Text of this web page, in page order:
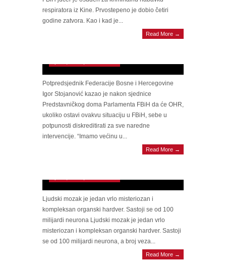
respiratora iz Kine. Prvostepeno je dobio četiri
godine zatvora. Kao i kad je...
Read More →
Stojanović: Ako OHR ostavi ovo ovako, sami
Potpredsjednik Federacije Bosne i Hercegovine
Igor Stojanović kazao je nakon sjednice
Predstavničkog doma Parlamenta FBiH da će OHR,
ukoliko ostavi ovakvu situaciju u FBiH, sebe u
potpunosti diskreditirati za sve naredne
intervencije. “Imamo većinu u...
Read More →
SAVJETI STRUČNJAKA Mozak je moguće
podmladiti: Stvari koje će vam pomoći u
Ljudski mozak je jedan vrlo misteriozan i
kompleksan organski hardver. Sastoji se od 100
milijardi neurona Ljudski mozak je jedan vrlo
misteriozan i kompleksan organski hardver. Sastoji
se od 100 milijardi neurona, a broj veza...
Read More →
Branko Perić je jučer napravio krivično djelo?